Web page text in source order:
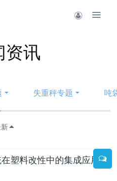
资讯
失重秤专题 吨
塑料改性中的集成应用与